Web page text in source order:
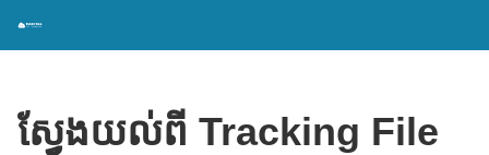
ស្វែងយល់ពី Tracking File